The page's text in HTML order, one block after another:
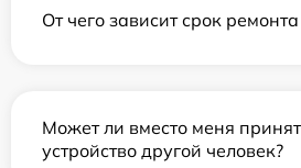
От чего зависит срок
Может ли вместо меня
устройство другой человек?